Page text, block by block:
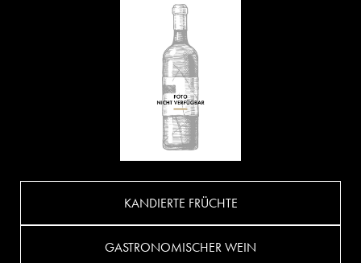
KANDIERTE FRÜCHTE
GASTRONOMISCHER WEIN